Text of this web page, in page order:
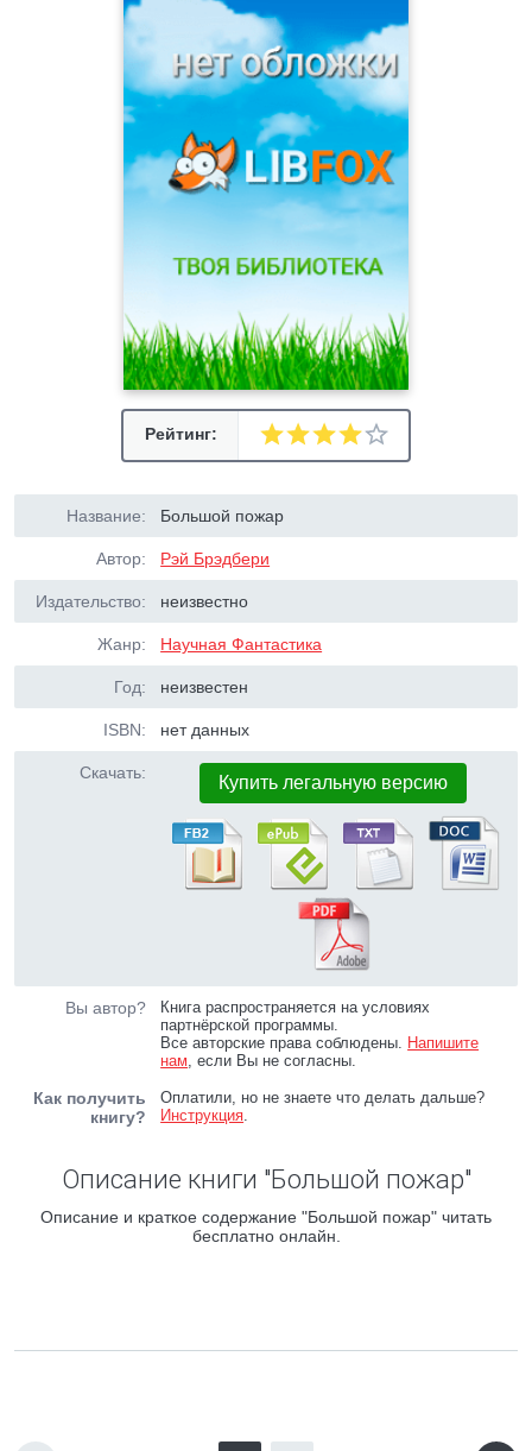
Рейтинг:
Название: Большой пожар
Автор: Рэй Брэдбери
Издательство: неизвестно
Жанр: Научная Фантастика
Год: неизвестен
ISBN: нет данных
Скачать: Купить легальную версию
Вы автор?
Книга распространяется на условиях
партнёрской программы.
Все авторские права соблюдены. Напишите
нам, если Вы не согласны.
Как получить
книгу?
Оплатили, но не знаете что делать дальше?
Инструкция.
Описание книги "Большой пожар"
Описание и краткое содержание "Большой пожар" читать
бесплатно онлайн.